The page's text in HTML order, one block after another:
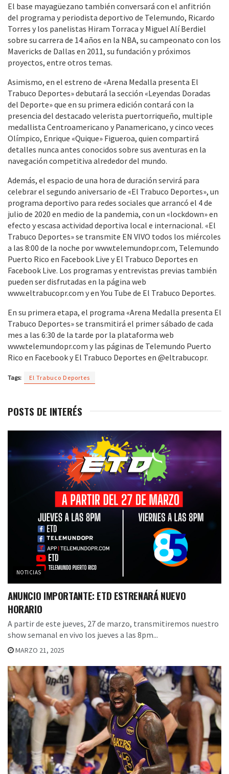
El base mayagüezano también conversará con el anfitrión
del programa y periodista deportivo de Telemundo, Ricardo
Torres y los panelistas Hiram Torraca y Miguel Alí Berdiel
sobre su carrera de 14 años en la NBA, su campeonato con los
Mavericks de Dallas en 2011, su fundación y próximos
proyectos, entre otros temas.
Asimismo, en el estreno de «Arena Medalla presenta El
Trabuco Deportes» debutará la sección «Leyendas Doradas
del Deporte» que en su primera edición contará con la
presencia del destacado velerista puertorriqueño, multiple
medallista Centroamericano y Panamericano, y cinco veces
Olímpico, Enrique «Quique» Figueroa, quien compartirá
detalles nunca antes conocidos sobre sus aventuras en la
navegación competitiva alrededor del mundo.
Además, el espacio de una hora de duración servirá para
celebrar el segundo aniversario de «El Trabuco Deportes», un
programa deportivo para redes sociales que arrancó el 4 de
julio de 2020 en medio de la pandemia, con un «lockdown» en
efecto y escasa actividad deportiva local e internacional. «El
Trabuco Deportes» se transmite EN VIVO todos los miércoles
a las 8:00 de la noche por www.telemundopr.com, Telemundo
Puerto Rico en Facebook Live y El Trabuco Deportes en
Facebook Live. Los programas y entrevistas previas también
pueden ser disfrutadas en la página web
www.eltrabucopr.com y en You Tube de El Trabuco Deportes.
En su primera etapa, el programa «Arena Medalla presenta El
Trabuco Deportes» se transmitirá el primer sábado de cada
mes a las 6:30 de la tarde por la plataforma web
www.telemundopr.com y las páginas de Telemundo Puerto
Rico en Facebook y El Trabuco Deportes en @eltrabucopr.
Tags: El Trabuco Deportes
POSTS DE INTERÉS
NOTICIAS
ANUNCIO IMPORTANTE: ETD ESTRENARÁ NUEVO
HORARIO
A partir de este jueves, 27 de marzo, transmitiremos nuestro
show semanal en vivo los jueves a las 8pm...
MARZO 21, 2025